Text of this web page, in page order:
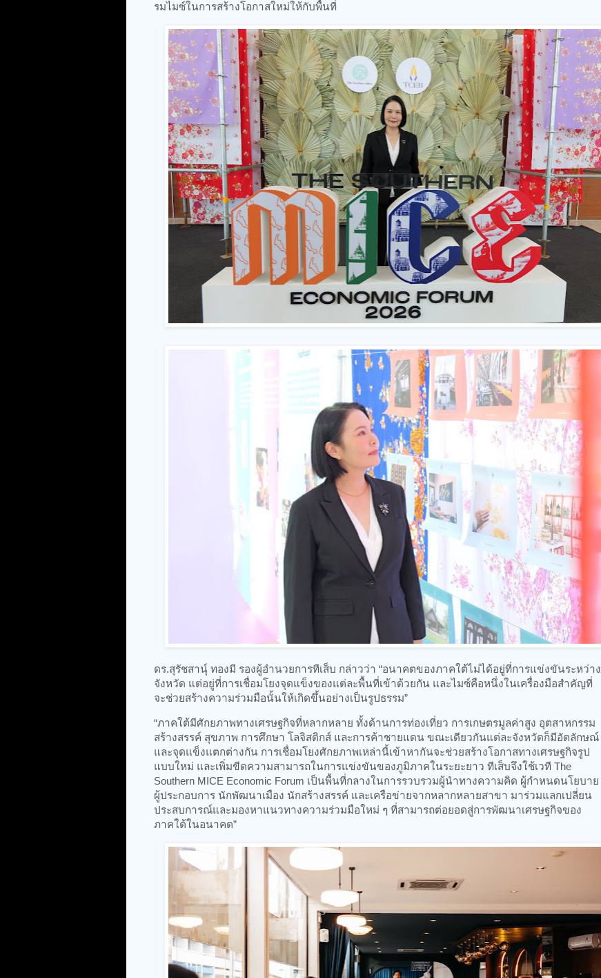
รมไมซ์ในการสร้างโอกาสใหม่ให้กับพื้นที่
ดร.สุรัชสานุ์ ทองมี รองผู้อำนวยการทีเส็บ กล่าวว่า “อนาคตของภาคใต้ไม่ได้อยู่ที่การแข่งขันระหว่าง
จังหวัด แต่อยู่ที่การเชื่อมโยงจุดแข็งของแต่ละพื้นที่เข้าด้วยกัน และไมซ์คือหนึ่งในเครื่องมือสำคัญที่
จะช่วยสร้างความร่วมมือนั้นให้เกิดขึ้นอย่างเป็นรูปธรรม”
“ภาคใต้มีศักยภาพทางเศรษฐกิจที่หลากหลาย ทั้งด้านการท่องเที่ยว การเกษตรมูลค่าสูง อุตสาหกรรม
สร้างสรรค์ สุขภาพ การศึกษา โลจิสติกส์ และการค้าชายแดน ขณะเดียวกันแต่ละจังหวัดก็มีอัตลักษณ์
และจุดแข็งแตกต่างกัน การเชื่อมโยงศักยภาพเหล่านี้เข้าหากันจะช่วยสร้างโอกาสทางเศรษฐกิจรูป
แบบใหม่ และเพิ่มขีดความสามารถในการแข่งขันของภูมิภาคในระยะยาว ทีเส็บจึงใช้เวที The
Southern MICE Economic Forum เป็นพื้นที่กลางในการรวบรวมผู้นำทางความคิด ผู้กำหนดนโยบาย
ผู้ประกอบการ นักพัฒนาเมือง นักสร้างสรรค์ และเครือข่ายจากหลากหลายสาขา มาร่วมแลกเปลี่ยน
ประสบการณ์และมองหาแนวทางความร่วมมือใหม่ ๆ ที่สามารถต่อยอดสู่การพัฒนาเศรษฐกิจของ
ภาคใต้ในอนาคต”